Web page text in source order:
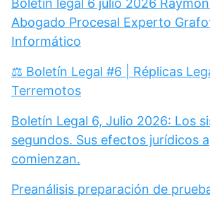
Boletin legal 6 julio 2026
Abogado Procesal Experto
Informático
⚖️ Boletín Legal #6 | Réplicas
Terremotos
Boletín Legal 6, Julio 2026: Los
segundos. Sus efectos jurídicos
comienzan.
Preanálisis preparación de